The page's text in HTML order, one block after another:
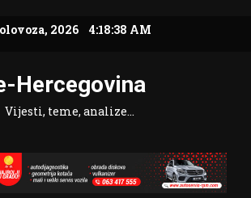
2026 4:18:39 AM
Hercegovina
Vijesti, teme, analize…